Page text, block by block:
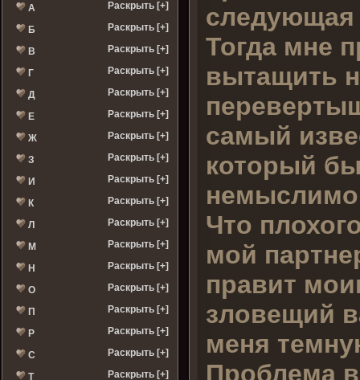
А Раскрыть [+]
Б Раскрыть [+]
В Раскрыть [+]
Г Раскрыть [+]
Д Раскрыть [+]
Е Раскрыть [+]
Ж Раскрыть [+]
З Раскрыть [+]
И Раскрыть [+]
К Раскрыть [+]
Л Раскрыть [+]
М Раскрыть [+]
Н Раскрыть [+]
О Раскрыть [+]
П Раскрыть [+]
Р Раскрыть [+]
С Раскрыть [+]
Т Раскрыть [+]
следующая
Тогда мне
вытащить
самый
который
Что
мой
правит
зловещий
меня
Проблема